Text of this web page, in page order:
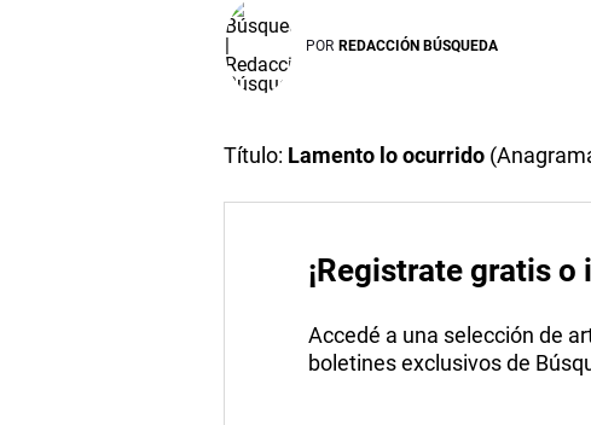
POR REDACCIÓN BÚSQUEDA
Título: Lamento lo ocurrido
¡Registrate gratis
Accedé a una selección de
boletines exclusivos de